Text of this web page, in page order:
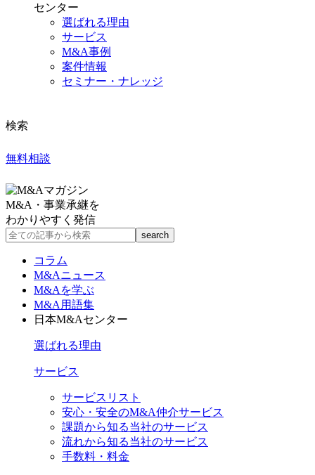
センター
選ばれる理由
サービス
M&A事例
案件情報
セミナー・ナレッジ
検索
無料相談
M&A・事業承継を
わかりやすく発信
コラム
M&Aニュース
M&Aを学ぶ
M&A用語集
日本M&Aセンター
選ばれる理由
サービス
サービスリスト
安心・安全のM&A仲介サービス
課題から知る当社のサービス
流れから知る当社のサービス
手数料・料金